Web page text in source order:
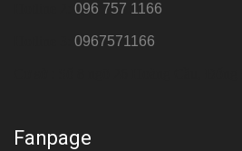
096 757 1166
0967571166
Fanpage